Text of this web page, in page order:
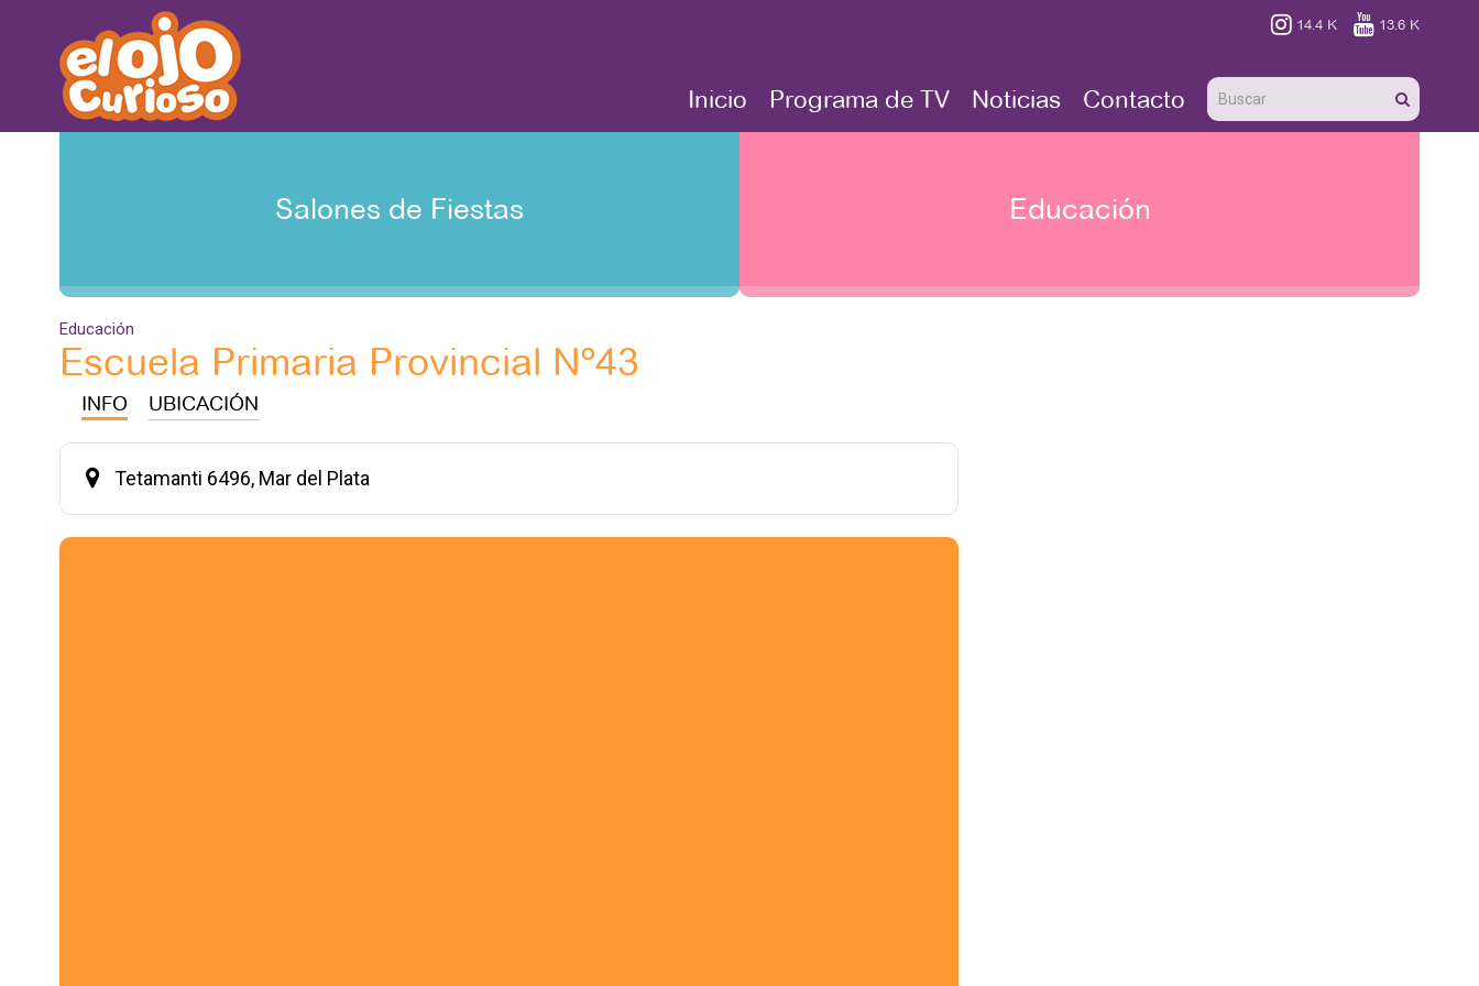
 14.4 K  13.6 K
Inicio Programa de TV Noticias Contacto
Salones de Fiestas Educación
Educación
Escuela Primaria Provincial Nº43
INFO UBICACIÓN
Tetamanti 6496, Mar del Plata